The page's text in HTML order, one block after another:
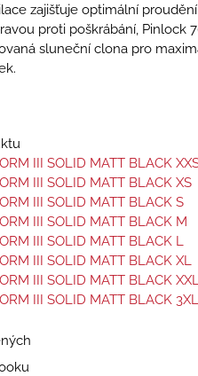
zajišťuje optimální
proti poškrábání, Pinlock
sluneční clona pro
III SOLID MATT BLACK
III SOLID MATT BLACK XS
III SOLID MATT BLACK S
III SOLID MATT BLACK M
III SOLID MATT BLACK L
III SOLID MATT BLACK XL
III SOLID MATT BLACK XXL
III SOLID MATT BLACK 3XL